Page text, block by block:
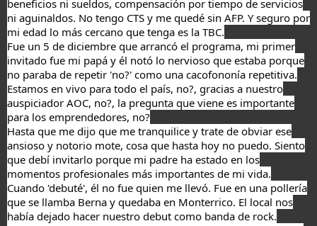
beneficios ni sueldos, compensación por tiempo de servicios
ni aguinaldos. No tengo CTS y me quedé sin AFP. Y seguro por
mi edad lo más cercano que tenga es la TBC.
Fue un 5 de diciembre que arrancó el programa, mi primer
invitado fue mi papá y él notó lo nervioso que estaba porque
no paraba de repetir 'no?' como una cacofononía repetitiva.
Estamos en vivo para todo el país, no?, gracias a nuestro
auspiciador AOC, no?, la pregunta que viene es importante
para los emprendedores, no?
Hasta que me dijo que me tranquilice y trate de obviar ese
ansioso y notorio mote, cosa que hasta hoy no puedo. Siento
que debí invitarlo porque mi padre ha estado en los
momentos profesionales más importantes de mi vida.
Cuando 'debuté', él no fue quien me llevó. Fue en una pollería
que se llamba Berna y quedaba en Monterrico. El local nos
había dejado hacer nuestro debut como banda de rock.